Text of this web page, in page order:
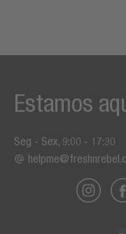
Estamos
Seg - Sex, 9:00 - 17:30